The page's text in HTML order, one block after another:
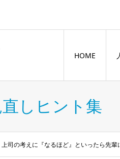
HOME
しヒント集
上司の考えに『なるほど』といったら先輩